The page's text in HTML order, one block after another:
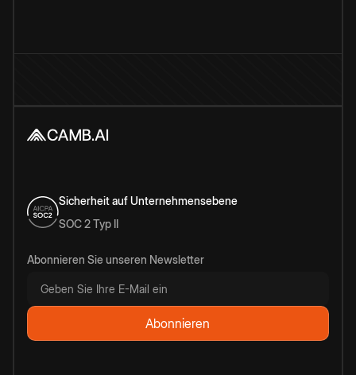
Sicherheit auf Unternehmensebene
SOC 2 Typ II
Abonnieren Sie unseren Newsletter